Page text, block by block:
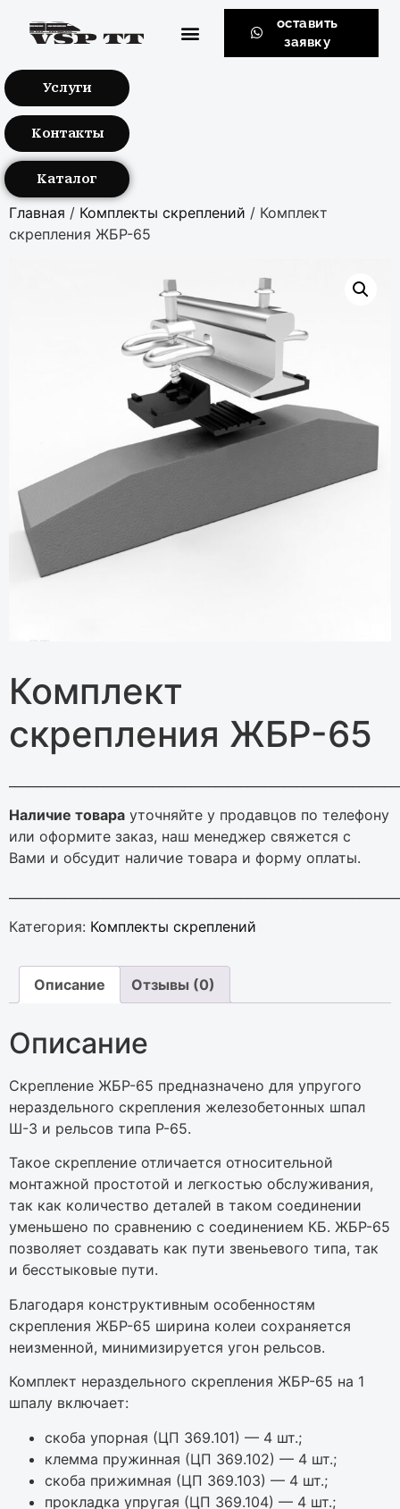
оставить
заявку
Услуги
Контакты
Каталог
Главная / Комплекты скреплений / Комплект
скрепления ЖБР-65
Комплект
скрепления ЖБР-65
Наличие товара уточняйте у продавцов по телефону
или оформите заказ, наш менеджер свяжется с
Вами и обсудит наличие товара и форму оплаты.
Категория: Комплекты скреплений
Описание Отзывы (0)
Описание
Скрепление ЖБР-65 предназначено для упругого
нераздельного скрепления железобетонных шпал
Ш-3 и рельсов типа Р-65.
Такое скрепление отличается относительной
монтажной простотой и легкостью обслуживания,
так как количество деталей в таком соединении
уменьшено по сравнению с соединением КБ. ЖБР-65
позволяет создавать как пути звеньевого типа, так
и бесстыковые пути.
Благодаря конструктивным особенностям
скрепления ЖБР-65 ширина колеи сохраняется
неизменной, минимизируется угон рельсов.
Комплект нераздельного скрепления ЖБР-65 на 1
шпалу включает:
скоба упорная (ЦП 369.101) — 4 шт.;
клемма пружинная (ЦП 369.102) — 4 шт.;
скоба прижимная (ЦП 369.103) — 4 шт.;
прокладка упругая (ЦП 369.104) — 4 шт.;